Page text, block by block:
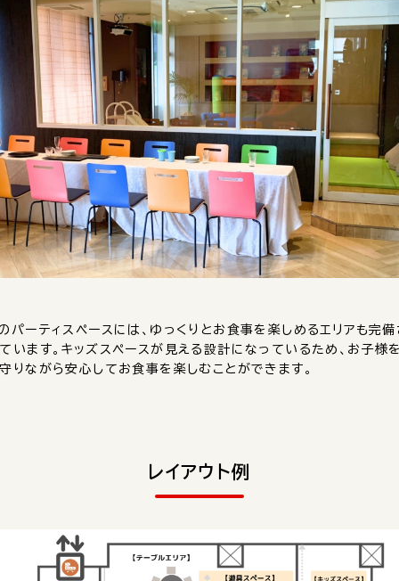
パーティスペースには、ゆっくりとお食事を楽しめるエリアも完備
います。キッズスペースが見える設計になっているため、お子様
りながら安心してお食事を楽しむことができます。
レイアウト例